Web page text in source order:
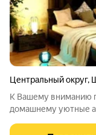
Центральный округ,
К Вашему вниманию
домашнему уютные